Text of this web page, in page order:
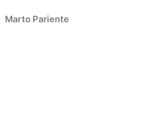
Marto Pariente